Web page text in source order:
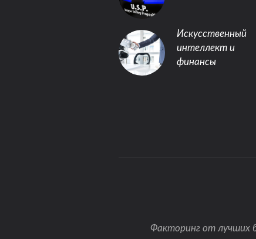
Искусственный
интеллект и
финансы
Факторинг от лучших